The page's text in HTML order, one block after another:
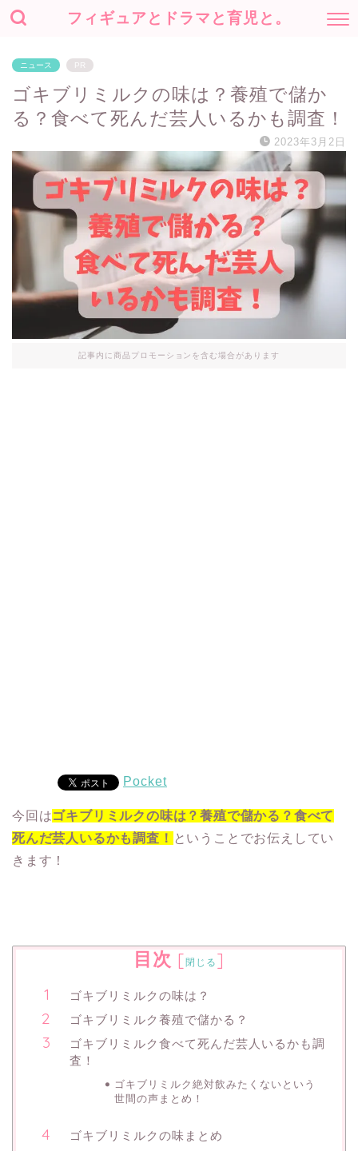
フィギュアとドラマと育児と。
ニュース PR
ゴキブリミルクの味は？養殖で儲か
る？食べて死んだ芸人いるかも調査！
2023年3月2日
記事内に商品プロモーションを含む場合があります
Pocket
今回はゴキブリミルクの味は？養殖で儲かる？食べて
死んだ芸人いるかも調査！ ということでお伝えしてい
きます！
目次 [閉じる ]
ゴキブリミルクの味は？
ゴキブリミルク養殖で儲かる？
ゴキブリミルク食べて死んだ芸人いるかも調
査！
ゴキブリミルク絶対飲みたくないという
世間の声まとめ！
ゴキブリミルクの味まとめ